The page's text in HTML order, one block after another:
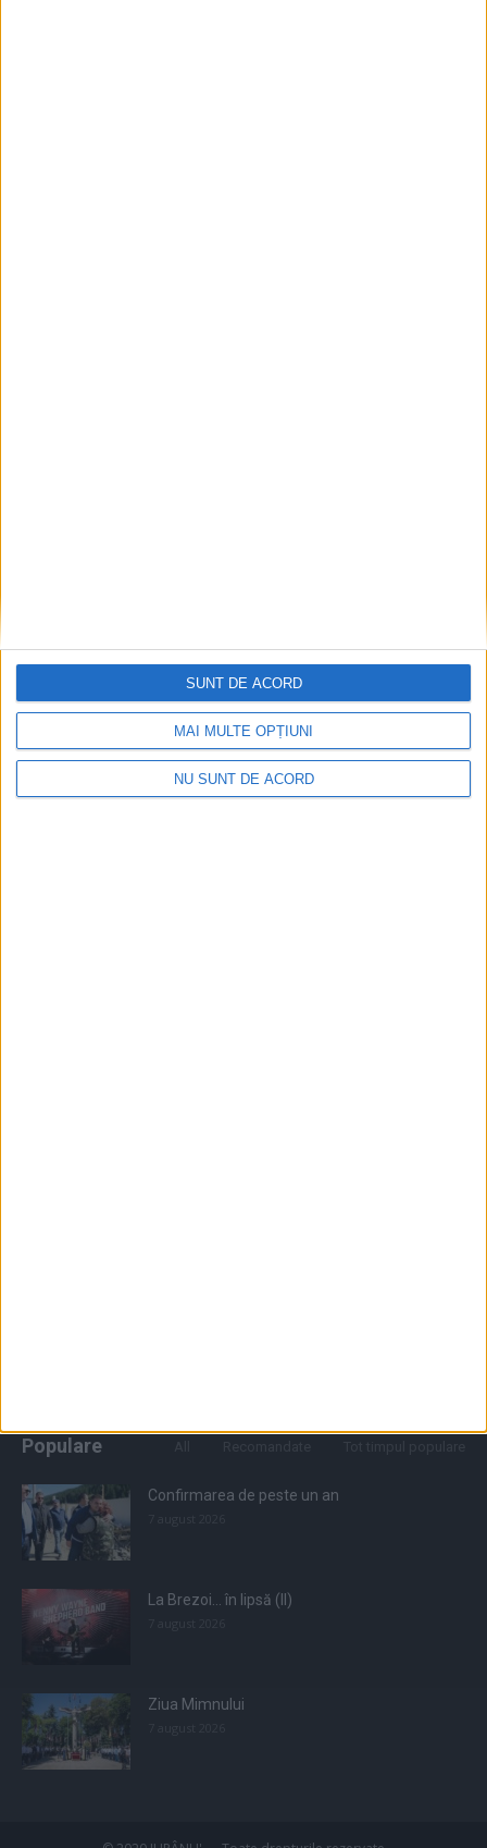
MAI MULTE OPȚIUNI
NU SUNT DE ACORD
SUNT DE ACORD
Populare
Confirmarea de peste un an
La Brezoi… în lipsă (II)
Ziua Mimnului